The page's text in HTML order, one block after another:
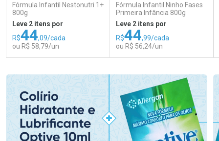
Fórmula Infantil Nestonutri 1+
800g
Leve 2 itens por
R$44,09/cada
ou R$ 58,79/un
Fórmula Infantil Ninho Fases
Primeira Infância 800g
Leve 2 itens por
R$44,99/cada
ou R$ 56,24/un
Laboratório
Por Menos